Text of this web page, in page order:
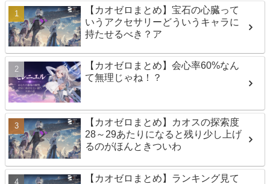
【カオゼロまとめ】宝石の心臓って
いうアクセサリーどういうキャラに
持たせるべき？ア
【カオゼロまとめ】会心率60%なん
て無理じゃね！？
【カオゼロまとめ】カオスの探索度
28～29あたりになると残り少し上げ
るのがほんときついわ
【カオゼロまとめ】ランキング見て